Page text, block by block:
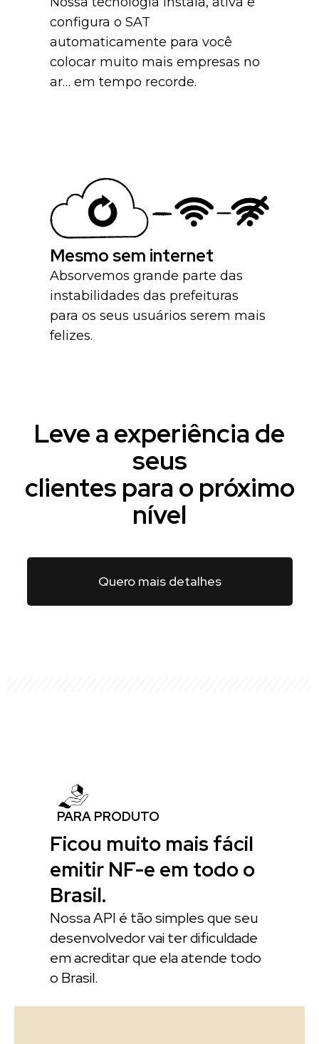
configura o SAT
automaticamente para você
colocar muito mais empresas no
ar… em tempo recorde.
Mesmo sem internet
Absorvemos grande parte das
instabilidades das prefeituras
para os seus usuários serem mais
felizes.
Leve a experiência de
seus
clientes para o próximo
nível
Quero mais detalhes
PARA PRODUTO
Ficou muito mais fácil
emitir NF-e em todo o
Brasil.
Nossa API é tão simples que seu
desenvolvedor vai ter dificuldade
em acreditar que ela atende todo
o Brasil.